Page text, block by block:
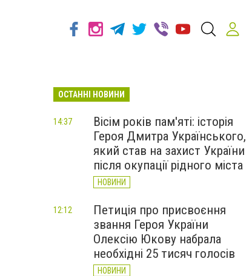
ОСТАННІ НОВИНИ
Вісім років пам'яті: історія
Героя Дмитра Українського,
який став на захист України
після окупації рідного міста
НОВИНИ
14:37
Петиція про присвоєння
звання Героя України
Олексію Юкову набрала
необхідні 25 тисяч голосів
НОВИНИ
12:12